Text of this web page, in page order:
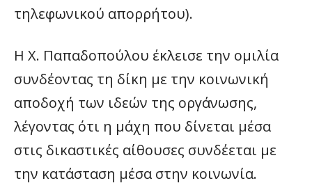
τηλεφωνικού απορρήτου).
Η Χ. Παπαδοπούλου έκλεισε την ομιλία
συνδέοντας τη δίκη με την κοινωνική
αποδοχή των ιδεών της οργάνωσης,
λέγοντας ότι η μάχη που δίνεται μέσα
στις δικαστικές αίθουσες συνδέεται με
την κατάσταση μέσα στην κοινωνία.